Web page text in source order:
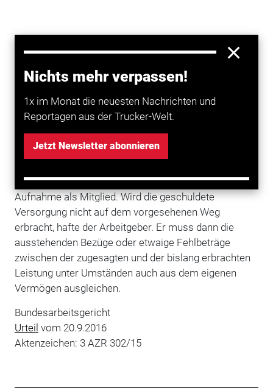
Nichts mehr verpassen!
1x im Monat die neuesten Nachrichten und
Reportagen aus der Trucker-Welt.
Jetzt Newsletter abonnieren
Das gilt auch dann, wenn eine externe
Zusatzversorgungskasse die Durchführung
übernehmen sollte - was in dem verhandelten Fall
Träger verweigerte diesem Arbeitgeber zunächst die
Aufnahme als Mitglied. Wird die geschuldete
Versorgung nicht auf dem vorgesehenen Weg
erbracht, hafte der Arbeitgeber. Er muss dann die
ausstehenden Bezüge oder etwaige Fehlbeträge
zwischen der zugesagten und der bislang erbrachten
Leistung unter Umständen auch aus dem eigenen
Vermögen ausgleichen.
Bundesarbeitsgericht
Urteil vom 20.9.2016
Aktenzeichen: 3 AZR 302/15